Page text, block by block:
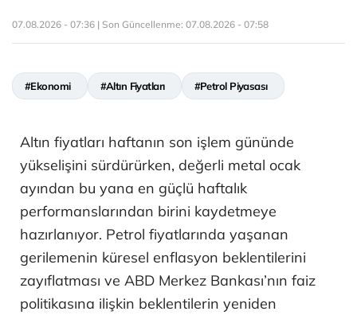
07.08.2026 - 07:36 | Son Güncellenme: 07.08.2026 - 07:58
#Ekonomi #Altın Fiyatları #Petrol Piyasası
Altın fiyatları haftanın son işlem gününde
yükselişini sürdürürken, değerli metal ocak
ayından bu yana en güçlü haftalık
performanslarından birini kaydetmeye
hazırlanıyor. Petrol fiyatlarında yaşanan
gerilemenin küresel enflasyon beklentilerini
zayıflatması ve ABD Merkez Bankası’nın faiz
politikasına ilişkin beklentilerin yeniden